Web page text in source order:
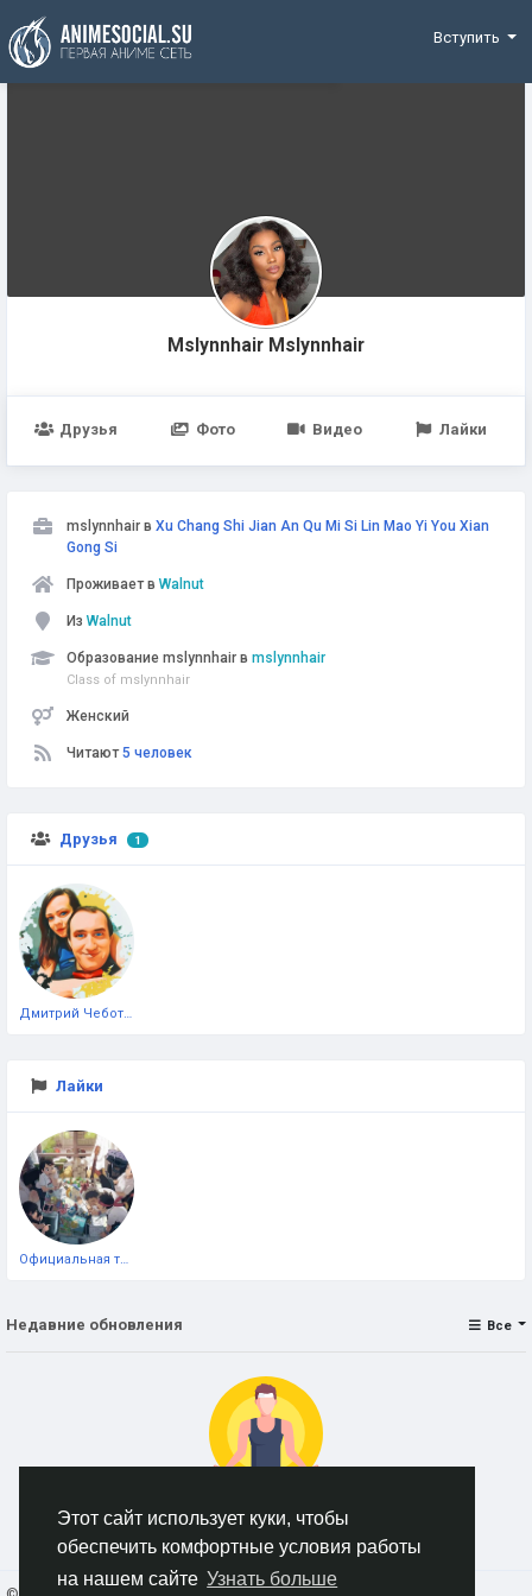
Этот сайт использует куки, чтобы
обеспечить комфортные условия работы
на нашем сайте Узнать больше
Funding
Вступить
Mslynnhair Mslynnhair
Друзья Фото Видео Лайки
mslynnhair в Xu Chang Shi Jian An Qu Mi Si Lin Mao Yi You Xian
Gong Si
Проживает в Walnut
Из Walnut
Образование mslynnhair в mslynnhair
Class of mslynnhair
Женский
Читают5 человек
Друзья 1
Лайки
Официальная тестовая страница
Недавние обновления Все
Нет данных для отображения